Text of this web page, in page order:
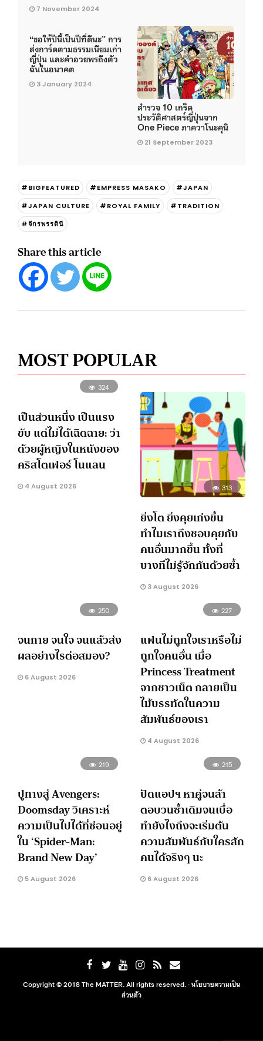
7 November 2024
“ขอให้ปีนี้เป็นปีที่ดีนะ” การ
ส่งการ์ดตามธรรมเนียมเก่า
ญี่ปุ่น และคำอวยพรถึงตัว
ฉันในอนาคต
3 January 2024
สำรวจ 10 เกร็ด
ประวัติศาสตร์ญี่ปุ่นจาก
One Piece ภาควาโนะคุนิ
21 September 2023
#BIGFEATURED #EMPRESS MASAKO
#JAPAN
#JAPAN CULTURE
#ROYAL FAMILY
#TRADITION
#จักรพรรดินี
Share this article
MOST POPULAR
324
เป็นส่วนหนึ่ง เป็นแรง
ขับ แต่ไม่ได้เฉิดฉาย: ว่า
ด้วยผู้หญิงในหนังของ
คริสโตเฟอร์ โนแลน
4 August 2026 313
ยิ่งโต ยิ่งคุยเก่งขึ้น
ทำไมเราถึงชอบคุยกับ
คนอื่นมากขึ้น ทั้งที่
บางทีไม่รู้จักกันด้วยซ้ำ
3 August 2026
250
จนกาย จนใจ จนแล้วส่ง
ผลอย่างไรต่อสมอง?
6 August 2026
227
แฟนไม่ถูกใจเราหรือไม่
ถูกใจคนอื่น เมื่อ
Princess Treatment
จากชาวเน็ต กลายเป็น
ไม้บรรทัดในความ
สัมพันธ์ของเรา
4 August 2026
219
ปูทางสู่ Avengers:
Doomsday วิเคราะห์
ความเป็นไปได้ที่ซ่อนอยู่
ใน ‘Spider-Man:
Brand New Day’
5 August 2026
215
ปัดแอปฯ หาคู่จนล้า
ตอบวนซ้ำเดิมจนเบื่อ
ทำยังไงถึงจะเริ่มต้น
ความสัมพันธ์กับใครสัก
คนได้จริงๆ นะ
6 August 2026
Copyright © 2018 The MATTER. All rights reserved. ·นโยบายความเป็น
ส่วนตัว